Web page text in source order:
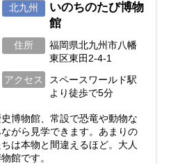
北九州
いのちのたび博物
館
住所
福岡県北九州市八幡
東区東田2-4-1
アクセス
スペースワールド駅
より徒歩で5分
博物館、常設で恐竜や動物な
がら見学できます。あまりの
は本物と間違えるほど。大人
館です。